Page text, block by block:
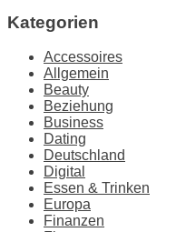
Kategorien
Accessoires
Allgemein
Beauty
Beziehung
Business
Dating
Deutschland
Digital
Essen & Trinken
Europa
Finanzen